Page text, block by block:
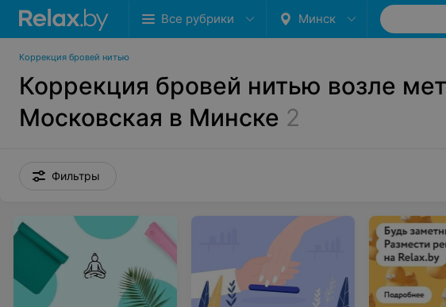
Все рубрики Минск
Коррекция бровей нитью
Коррекция бровей нитью возле
Московская в Минске 2
Фильтры